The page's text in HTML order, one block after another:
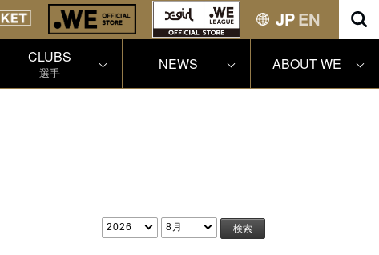
JPEN
CLUBS
選手 NEWS ABOUT WE